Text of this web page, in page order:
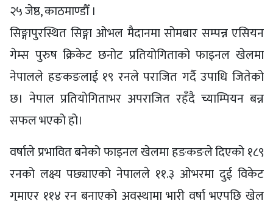
२५ जेष्ठ, काठमाण्डौँ ।
सिङ्गापुरस्थित सिङ्गा ओभल मैदानमा सोमबार सम्पन्न एसियन
गेम्स पुरुष क्रिकेट छनोट प्रतियोगिताको फाइनल खेलमा
नेपालले हङकङलाई १९ रनले पराजित गर्दै उपाधि जितेको
छ। नेपाल प्रतियोगिताभर अपराजित रहँदै च्याम्पियन बन्न
सफल भएको हो।
वर्षाले प्रभावित बनेको फाइनल खेलमा हङकङले दिएको १८९
रनको लक्ष्य पछ्याएको नेपालले ११.३ ओभरमा दुई विकेट
गुमाएर ११४ रन बनाएको अवस्थामा भारी वर्षा भएपछि खेल